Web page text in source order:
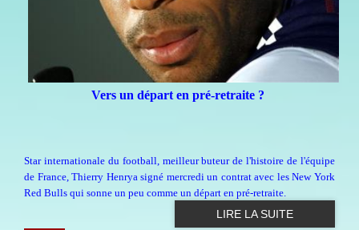
Vers un départ en pré-retraite ?
Star internationale du football, meilleur buteur de l'histoire de l'équipe
de France,Thierry Henrya signé mercredi un contrat avec les New York
Red Bulls qui sonne un peu comme un départ en pré-retraite.
LIRE LA SUITE